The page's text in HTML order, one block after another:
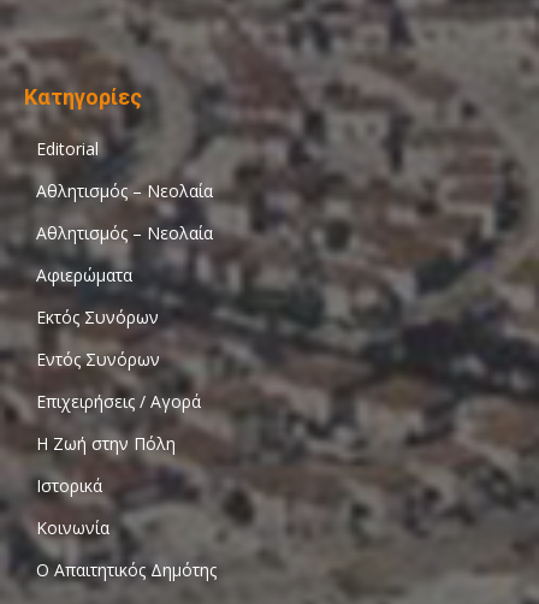
Κατηγορίες
Editorial
Αθλητισμός – Νεολαία
Αθλητισμός – Νεολαία
Αφιερώματα
Εκτός Συνόρων
Εντός Συνόρων
Επιχειρήσεις / Αγορά
Η Ζωή στην Πόλη
Ιστορικά
Κοινωνία
Ο Απαιτητικός Δημότης